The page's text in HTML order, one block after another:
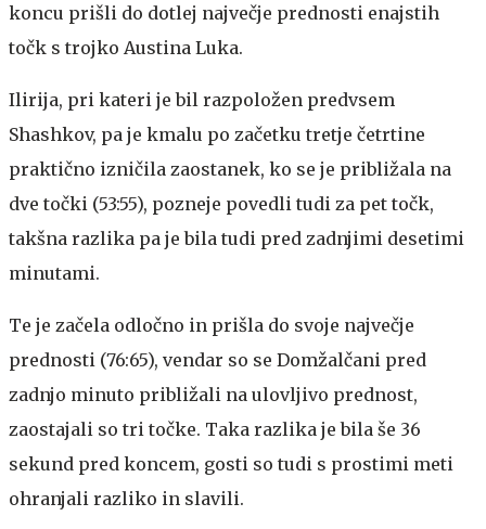
koncu prišli do dotlej največje prednosti enajstih
točk s trojko Austina Luka.
Ilirija, pri kateri je bil razpoložen predvsem
Shashkov, pa je kmalu po začetku tretje četrtine
praktično izničila zaostanek, ko se je približala na
dve točki (53:55), pozneje povedli tudi za pet točk,
takšna razlika pa je bila tudi pred zadnjimi desetimi
minutami.
Te je začela odločno in prišla do svoje največje
prednosti (76:65), vendar so se Domžalčani pred
zadnjo minuto približali na ulovljivo prednost,
zaostajali so tri točke. Taka razlika je bila še 36
sekund pred koncem, gosti so tudi s prostimi meti
ohranjali razliko in slavili.